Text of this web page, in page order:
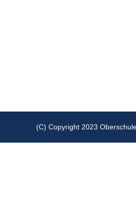
(C) Copyright 2023